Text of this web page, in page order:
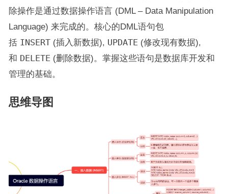
除操作是通过数据操作语言 (DML – Data Manipulation
Language) 来完成的。核心的DML语句包
括 INSERT(插入新数据), UPDATE (修改现有数据),
和 DELETE (删除数据)。掌握这些语句是数据库开发和
管理的基础。
思维导图